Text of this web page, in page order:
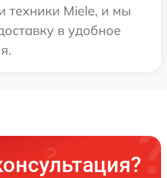
техники Miele, и мы
в удобное